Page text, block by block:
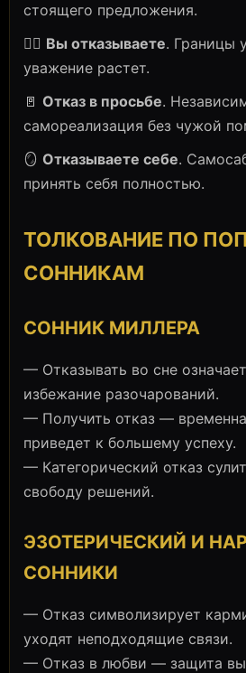
стоящего предложения.
🙅‍♀️ Вы отказываете. Границы
уважение растет.
🚪 Отказ в просьбе.
самореализация без чужой
🪞 Отказываете себе.
принять себя полностью.
ТОЛКОВАНИЕ ПО
СОННИКАМ
СОННИК МИЛЛЕРА
— Отказывать во сне
избежание разочарований.
— Получить отказ —
приведет к большему успеху.
— Категорический отказ
свободу решений.
ЭЗОТЕРИЧЕСКИЙ И
СОННИКИ
— Отказ символизирует
уходят неподходящие связи.
— Отказ в любви — защита